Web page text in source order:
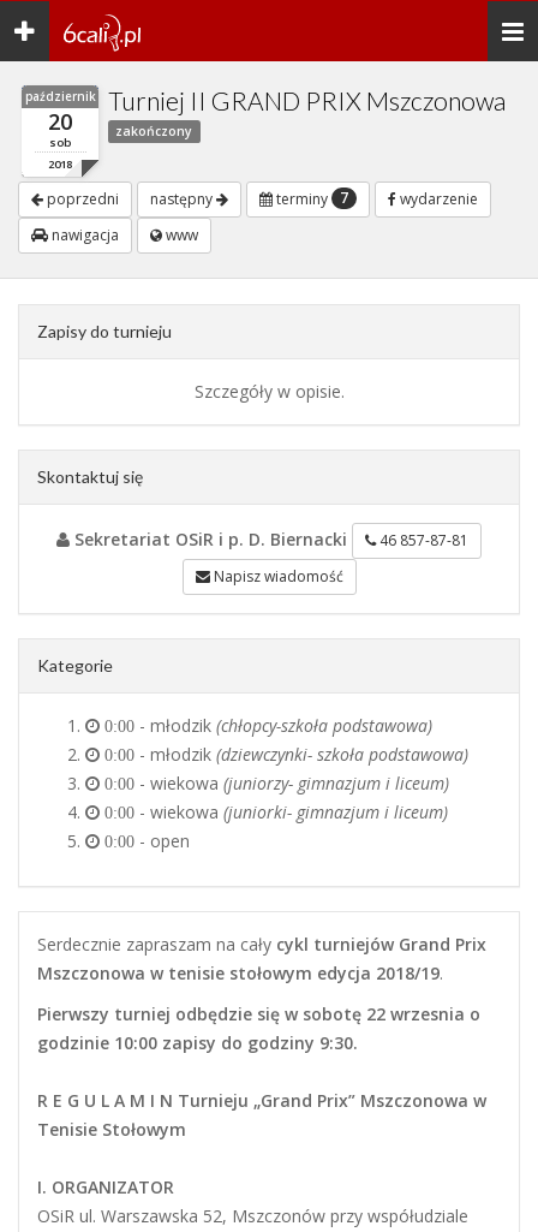
Toggle
navigation
październik
20
sob
2018
Turniej II GRAND PRIX Mszczonowa
zakończony
poprzedni następny terminy 7
wydarzenie
nawigacja
www
Zapisy do turnieju
Szczegóły w opisie.
Skontaktuj się
Sekretariat OSiR i p. D. Biernacki
46 857-87-81
Napisz wiadomość
Kategorie
0:00 - młodzik (chłopcy-szkoła podstawowa)
0:00 - młodzik (dziewczynki- szkoła podstawowa)
0:00 - wiekowa (juniorzy- gimnazjum i liceum)
0:00 - wiekowa (juniorki- gimnazjum i liceum)
0:00 - open
Serdecznie zapraszam na cały cykl turniejów Grand Prix
Mszczonowa w tenisie stołowym edycja 2018/19.
Pierwszy turniej odbędzie się w sobotę 22 wrzesnia o
godzinie 10:00 zapisy do godziny 9:30.
R E G U L A M I N Turnieju „Grand Prix” Mszczonowa w
Tenisie Stołowym
I. ORGANIZATOR
OSiR ul. Warszawska 52, Mszczonów przy współudziale